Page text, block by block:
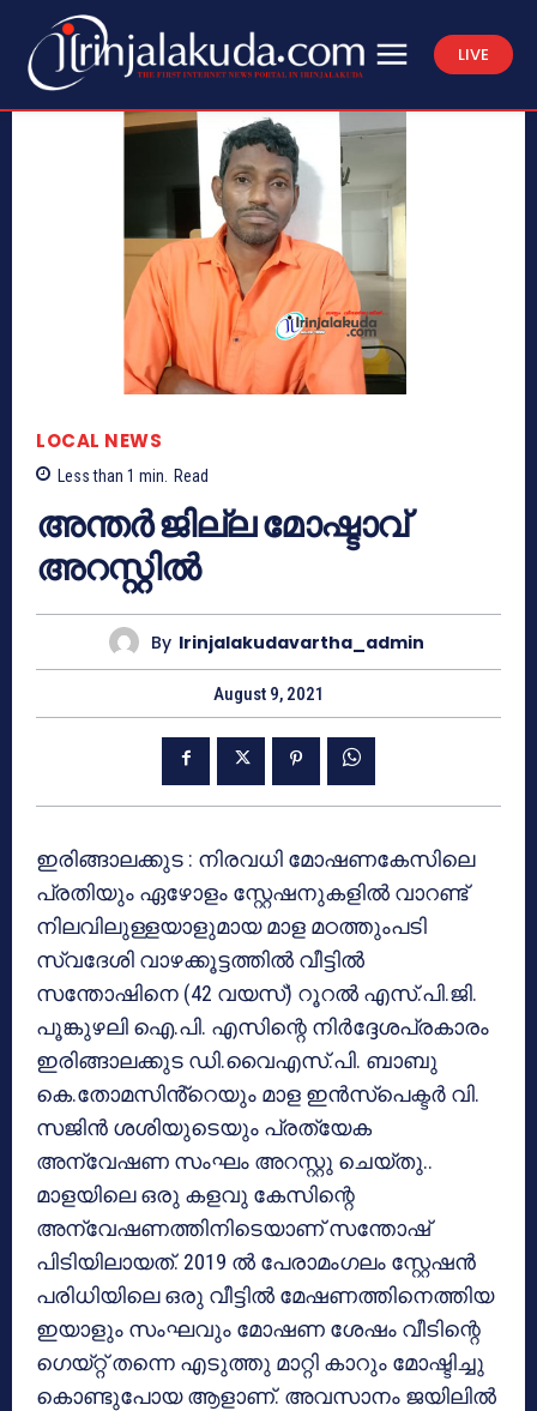
LIVE
LOCAL NEWS
Less than 1 min. Read
അന്തർ ജില്ല മോഷ്ടാവ്
അറസ്റ്റിൽ
By Irinjalakudavartha_admin
August 9, 2021
ഇരിങ്ങാലക്കുട : നിരവധി മോഷണകേസിലെ
പ്രതിയും ഏഴോളം സ്റ്റേഷനുകളിൽ വാറണ്ട്
നിലവിലുള്ളയാളുമായ മാള മഠത്തുംപടി
സ്വദേശി വാഴക്കൂട്ടത്തിൽ വീട്ടിൽ
സന്തോഷിനെ (42 വയസ്) റൂറൽ എസ്.പി.ജി.
പൂങ്കുഴലി ഐ.പി. എസിന്റെ നിർദ്ദേശപ്രകാരം
ഇരിങ്ങാലക്കുട ഡി.വൈഎസ്.പി. ബാബു
കെ.തോമസിൻ്റെയും മാള ഇൻസ്പെക്ടർ വി.
സജിൻ ശശിയുടെയും പ്രത്യേക
അന്വേഷണ സംഘം അറസ്റ്റു ചെയ്തു..
മാളയിലെ ഒരു കളവു കേസിന്റെ
അന്വേഷണത്തിനിടെയാണ് സന്തോഷ്
പിടിയിലായത്. 2019 ൽ പേരാമംഗലം സ്റ്റേഷൻ
പരിധിയിലെ ഒരു വീട്ടിൽ മേഷണത്തിനെത്തിയ
ഇയാളും സംഘവും മോഷണ ശേഷം വീടിന്റെ
ഗെയ്റ്റ് തന്നെ എടുത്തു മാറ്റി കാറും മോഷ്ടിച്ചു
കൊണ്ടുപോയ ആളാണ്. അവസാനം ജയിലിൽ